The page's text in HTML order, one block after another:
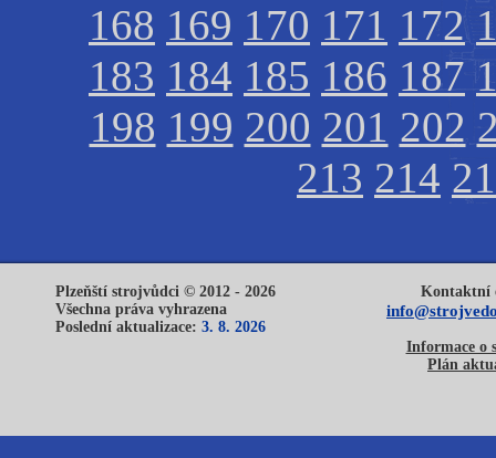
168 169 170 171 172
183 184 185 186 187
198 199 200 201 202
213 214
Plzeňští strojvůdci © 2012 - 2026
Všechna práva vyhrazena
Poslední aktualizace: 3. 8. 2026
Kontaktní
Informace o
Plán